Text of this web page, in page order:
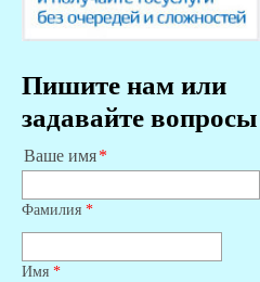
Пишите нам или
задавайте вопросы
Ваше имя
Фамилия *
Имя *